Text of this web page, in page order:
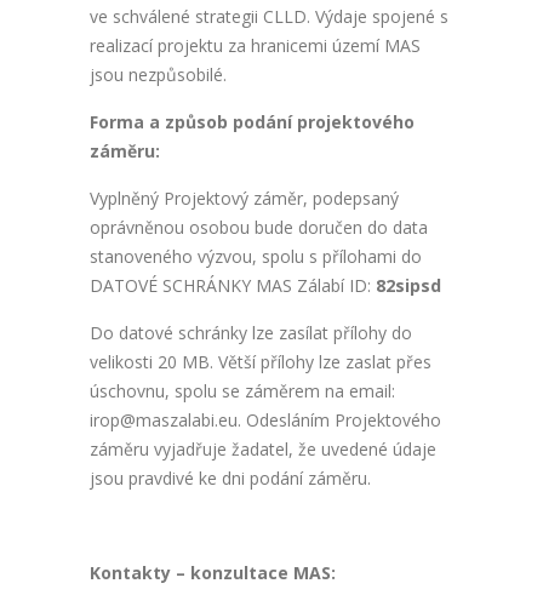
ve schválené strategii CLLD. Výdaje spojené s
realizací projektu za hranicemi území MAS
jsou nezpůsobilé.
Forma a způsob podání projektového
záměru:
Vyplněný Projektový záměr, podepsaný
oprávněnou osobou bude doručen do data
stanoveného výzvou, spolu s přílohami do
DATOVÉ SCHRÁNKY MAS Zálabí ID: 82sipsd
Do datové schránky lze zasílat přílohy do
velikosti 20 MB. Větší přílohy lze zaslat přes
úschovnu, spolu se záměrem na email:
irop@maszalabi.eu. Odesláním Projektového
záměru vyjadřuje žadatel, že uvedené údaje
jsou pravdivé ke dni podání záměru.
Kontakty – konzultace MAS: